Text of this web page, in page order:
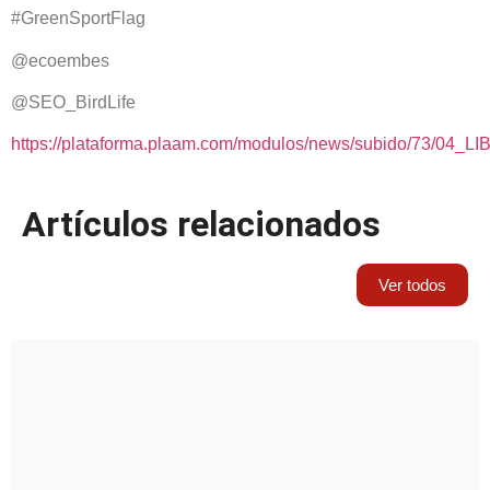
#GreenSportFlag
@ecoembes
@SEO_BirdLife
https://plataforma.plaam.com/modulos/news/subido/73/
Artículos relacionados
Ver todos